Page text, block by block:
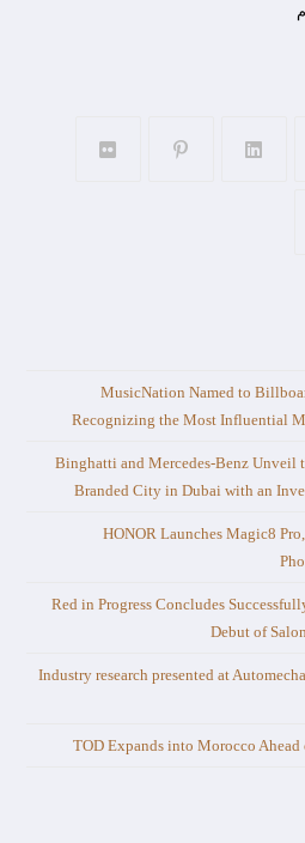
MusicNation Named to
Recognizing the Most Influential
Binghatti and Mercedes-Benz Unveil
Branded City in Dubai with an
HONOR Launches Magic8
Red in Progress Concludes
Debut of
Industry research presented at
TOD Expands into Morocco